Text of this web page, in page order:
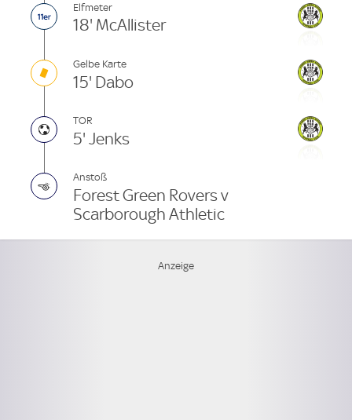
Elfmeter
18' McAllister
Gelbe Karte
15' Dabo
TOR
5' Jenks
Anstoß
Forest Green Rovers v
Scarborough Athletic